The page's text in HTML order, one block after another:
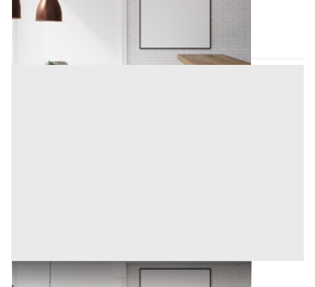
Nuoro (Nuoro)
Arredamento Negozi all'asta a Nuoro